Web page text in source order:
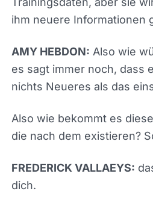
es ständig neue Daten auf.
lernen. Also die
Wochen existierte, war
Einschränkung in den
leicht behoben, indem
gibt.
AMY HEBDON:
Also wie
Denn es sagt immer